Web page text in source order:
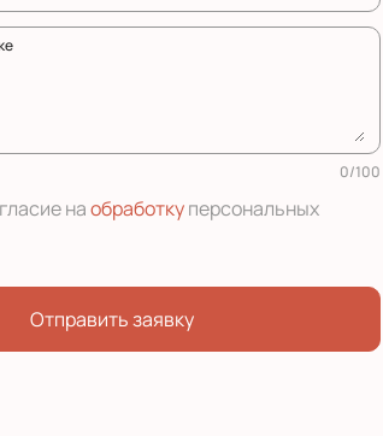
0/100
наобработкуперсональных
Отправить заявку